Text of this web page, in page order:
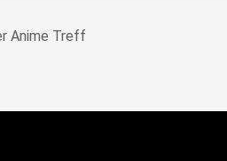
Anime Treff